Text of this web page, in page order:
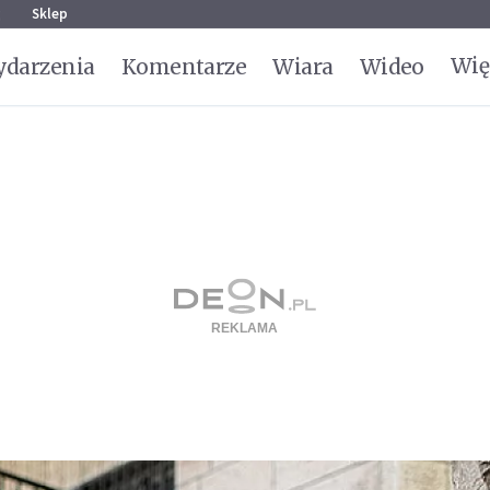
Sklep
Komentarze Wiara Wideo